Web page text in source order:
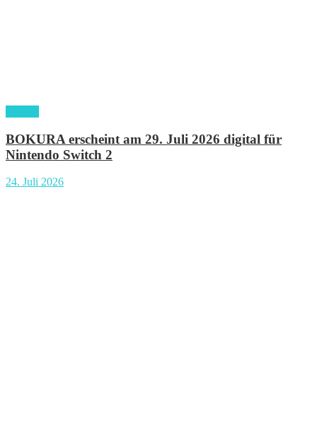
BOKURA erscheint am 29. Juli 2026 digital für
Nintendo Switch 2
24. Juli 2026